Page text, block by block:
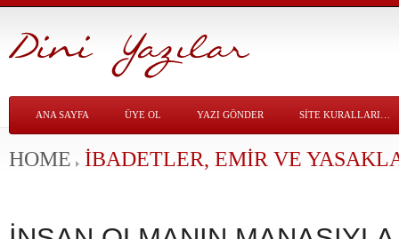
ANA SAYFA ÜYE OL YAZI GÖNDER SITE KURALLARI…
HOME İBADETLER, EMIR VE